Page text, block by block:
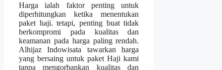
Harga ialah faktor penting untuk
diperhitungkan ketika menentukan
paket haji. tetapi, penting buat tidak
berkompromi pada kualitas dan
keamanan pada harga paling rendah.
Alhijaz Indowisata tawarkan harga
yang bersaing untuk paket Haji kami
tanpa mengorbankan kualitas dan